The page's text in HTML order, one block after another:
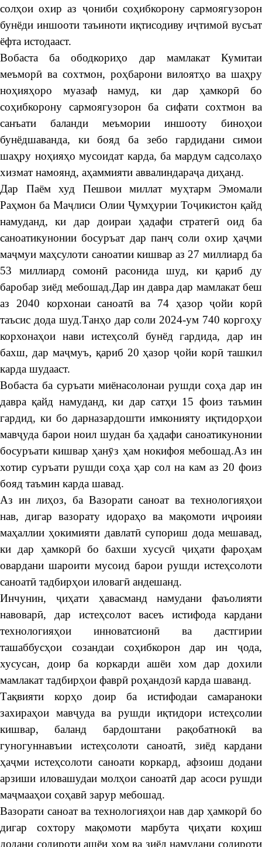
солҳои охир аз ҷониби соҳибкорону сармоягузорон
бунёди иншооти таъиноти иқтисодиву иҷтимоӣ вусъат
ёфта истодааст.
Вобаста ба ободкориҳо дар мамлакат Кумитаи
меъморӣ ва сохтмон, роҳбарони вилоятҳо ва шаҳру
ноҳияҳоро муазаф намуд, ки дар ҳамкорӣ бо
соҳибкорону сармоягузорон ба сифати сохтмон ва
санъати баланди меъмории иншооту биноҳои
бунёдшаванда, ки бояд ба зебо гардидани симои
шаҳру ноҳияҳо мусоидат карда, ба мардум садсолаҳо
хизмат намоянд, аҳаммияти аввалиндараҷа диҳанд.
Дар Паём худ Пешвои миллат муҳтарм Эмомали
Раҳмон ба Маҷлиси Олии Ҷумҳурии Тоҷикистон қайд
намуданд, ки дар доираи ҳадафи стратегӣ оид ба
саноатикунонии босуръат дар панҷ соли охир ҳаҷми
маҷмуи маҳсулоти саноатии кишвар аз 27 миллиард ба
53 миллиард сомонӣ расонида шуд, ки қариб ду
баробар зиёд мебошад.Дар ин давра дар мамлакат беш
аз 2040 корхонаи саноатӣ ва 74 ҳазор ҷойи корӣ
таъсис дода шуд.Танҳо дар соли 2024-ум 740 коргоҳу
корхонаҳои нави истеҳсолӣ бунёд гардида, дар ин
бахш, дар маҷмуъ, қариб 20 ҳазор ҷойи корӣ ташкил
карда шудааст.
Вобаста ба суръати миёнасолонаи рушди соҳа дар ин
давра қайд намуданд, ки дар сатҳи 15 фоиз таъмин
гардид, ки бо дарназардошти имконияту иқтидорҳои
мавҷуда барои ноил шудан ба ҳадафи саноатикунонии
босуръати кишвар ҳанӯз ҳам нокифоя мебошад.Аз ин
хотир суръати рушди соҳа ҳар сол на кам аз 20 фоиз
бояд таъмин карда шавад.
Аз ин лиҳоз, ба Вазорати саноат ва технологияҳои
нав, дигар вазорату идораҳо ва мақомоти иҷроияи
маҳаллии ҳокимияти давлатӣ супориш дода мешавад,
ки дар ҳамкорӣ бо бахши хусусӣ ҷиҳати фароҳам
овардани шароити мусоид барои рушди истеҳсолоти
саноатӣ тадбирҳои иловагӣ андешанд.
Инчунин, ҷиҳати ҳавасманд намудани фаъолияти
навоварӣ, дар истеҳсолот васеъ истифода кардани
технологияҳои инноватсионӣ ва дастгирии
ташаббусҳои созандаи соҳибкорон дар ин ҷода,
хусусан, доир ба коркарди ашёи хом дар дохили
мамлакат тадбирҳои фаврӣ роҳандозӣ карда шаванд.
Тақвияти корҳо доир ба истифодаи самараноки
захираҳои мавҷуда ва рушди иқтидори истеҳсолии
кишвар, баланд бардоштани рақобатнокӣ ва
гуногуннавъии истеҳсолоти саноатӣ, зиёд кардани
ҳаҷми истеҳсолоти саноати коркард, афзоиш додани
арзиши иловашудаи молҳои саноатӣ дар асоси рушди
маҷмааҳои соҳавӣ зарур мебошад.
Вазорати саноат ва технологияҳои нав дар ҳамкорӣ бо
дигар сохтору мақомоти марбута ҷиҳати коҳиш
додани содироти ашёи хом ва зиёд намудани содироти